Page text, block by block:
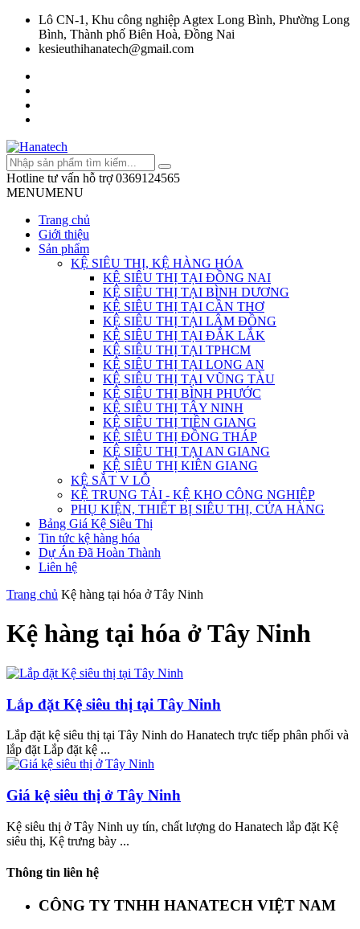
Lô CN-1, Khu công nghiệp Agtex Long Bình, Phường Long
Bình, Thành phố Biên Hoà, Đồng Nai
kesieuthihanatech@gmail.com
Hotline tư vấn hỗ trợ 0369124565
MENUMENU
Trang chủ
Giới thiệu
Sản phẩm
KỆ SIÊU THỊ, KỆ HÀNG HÓA
KỆ SIÊU THỊ TẠI ĐỒNG NAI
KỆ SIÊU THỊ TẠI BÌNH DƯƠNG
KỆ SIÊU THỊ TẠI CẦN THƠ
KỆ SIÊU THỊ TẠI LÂM ĐỒNG
KỆ SIÊU THỊ TẠI ĐẮK LẮK
KỆ SIÊU THỊ TẠI TPHCM
KỆ SIÊU THỊ TẠI LONG AN
KỆ SIÊU THỊ TẠI VŨNG TÀU
KỆ SIÊU THỊ BÌNH PHƯỚC
KỆ SIÊU THỊ TÂY NINH
KỆ SIÊU THỊ TIỀN GIANG
KỆ SIÊU THỊ ĐỒNG THÁP
KỆ SIÊU THỊ TẠI AN GIANG
KỆ SIÊU THỊ KIÊN GIANG
KỆ SẮT V LỖ
KỆ TRUNG TẢI - KỆ KHO CÔNG NGHIỆP
PHỤ KIỆN, THIẾT BỊ SIÊU THỊ, CỬA HÀNG
Bảng Giá Kệ Siêu Thị
Tin tức kệ hàng hóa
Dự Án Đã Hoàn Thành
Liên hệ
Trang chủ Kệ hàng tại hóa ở Tây Ninh
Kệ hàng tại hóa ở Tây Ninh
Lắp đặt Kệ siêu thị tại Tây Ninh
Lắp đặt kệ siêu thị tại Tây Ninh do Hanatech trực tiếp phân phối và
lắp đặt Lắp đặt kệ ...
Giá kệ siêu thị ở Tây Ninh
Kệ siêu thị ở Tây Ninh uy tín, chất lượng do Hanatech lắp đặt Kệ
siêu thị, Kệ trưng bày ...
Thông tin liên hệ
CÔNG TY TNHH HANATECH VIỆT NAM